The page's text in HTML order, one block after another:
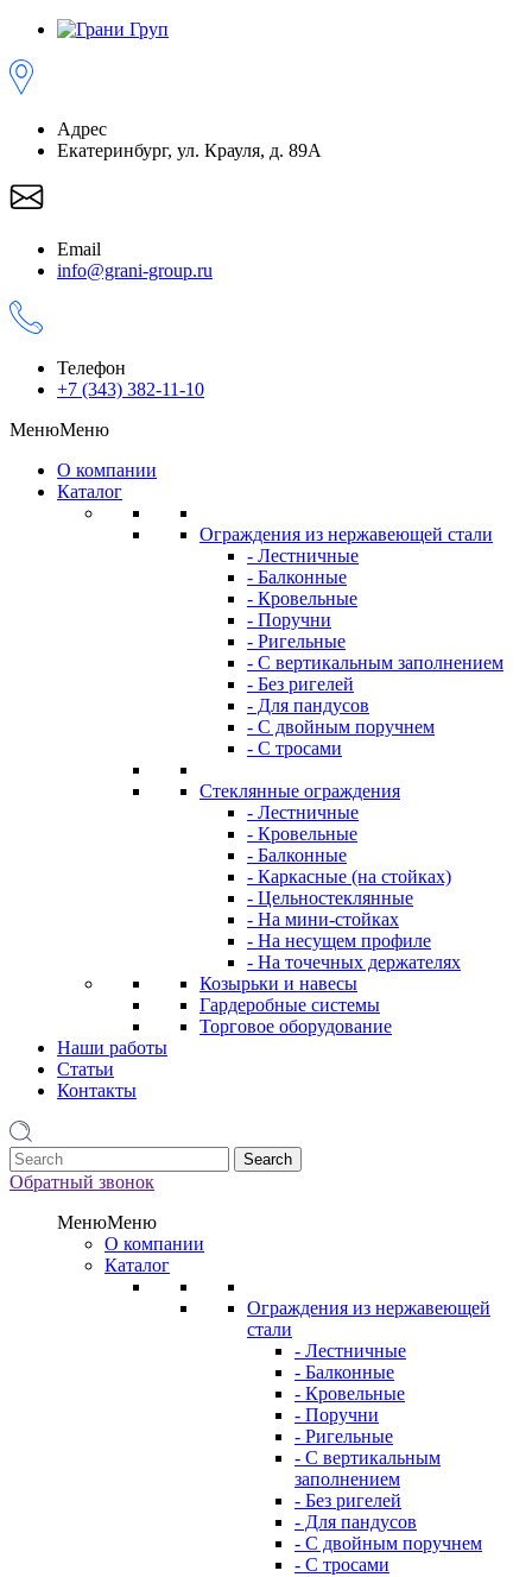
Адрес
Екатеринбург, ул. Крауля, д. 89А
Email
info@grani-group.ru
Телефон
+7 (343) 382-11-10
МенюМеню
О компании
Каталог
Ограждения из нержавеющей стали
- Лестничные
- Балконные
- Кровельные
- Поручни
- Ригельные
- С вертикальным заполнением
- Без ригелей
- Для пандусов
- С двойным поручнем
- С тросами
Стеклянные ограждения
- Лестничные
- Кровельные
- Балконные
- Каркасные (на стойках)
- Цельностеклянные
- На мини-стойках
- На несущем профиле
- На точечных держателях
Козырьки и навесы
Гардеробные системы
Торговое оборудование
Наши работы
Статьи
Контакты
1
Обратный звонок
МенюМеню
О компании
Каталог
Ограждения из нержавеющей
стали
- Лестничные
- Балконные
- Кровельные
- Поручни
- Ригельные
- С вертикальным
заполнением
- Без ригелей
- Для пандусов
- С двойным поручнем
- С тросами